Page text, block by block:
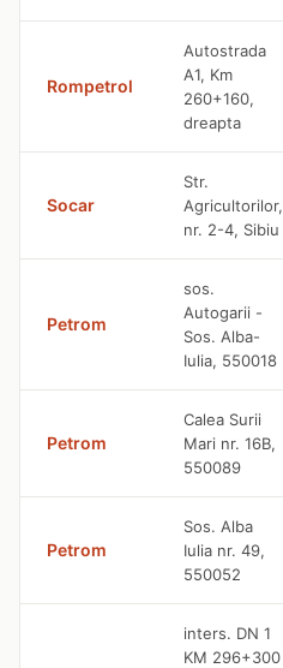
Rompetrol
Autostrada
A1, Km
260+160,
dreapta
Socar
Str.
Agricultorilor,
nr. 2-4, Sibiu
Petrom
sos.
Autogarii -
Sos. Alba-
Iulia, 550018
Petrom
Calea Surii
Mari nr. 16B,
550089
Petrom
Sos. Alba
Iulia nr. 49,
550052
inters. DN 1
KM 296+300